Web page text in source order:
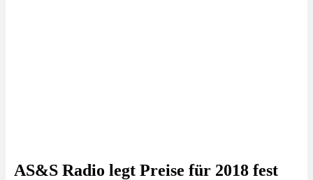
AS&S Radio legt Preise für 2018 fest